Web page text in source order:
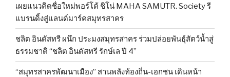
เผยแนวคิดชื่อใหม่พอร์โต้ ชิโน่ MAHA SAMUTR. Society รี
แบรนดิ้งสู่แลนด์มาร์คสมุทรสาคร
ชลิต อินดัสทรี ผนึก ประมงสมุทรสาคร ร่วมปล่อยพันธุ์สัตว์น้ำสู่
ธรรมชาติ “ชลิต อินดัสทรี รักษ์เล ปี 4”
“สมุทรสาครพัฒนาเมือง” สานพลังท้องถิ่น-เอกชน เดินหน้า